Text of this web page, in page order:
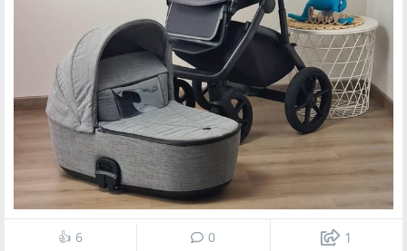
Pokiaľ áno, určite si o ňom pozrite kompletné info tu:
https://i.modrykonik.sk/roan_bass_next_pouzity_...
👍 6 0 1